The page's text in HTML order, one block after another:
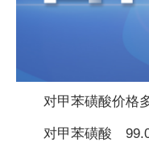
对甲苯磺酸价格
对甲苯磺酸